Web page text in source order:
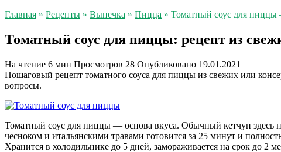
Главная » Рецепты » Выпечка » Пицца » Томатный соус для
Томатный соус для пиццы: рецепт из
На чтение 6 мин Просмотров 28 Опубликовано 19.01.2021
Пошаговый рецепт томатного соуса для пиццы из свежих или
вопросы.
Томатный соус для пиццы — основа вкуса. Обычный кетчуп здесь
чесноком и итальянскими травами готовится за 25 минут и
Хранится в холодильнике до 5 дней, замораживается на срок до 2